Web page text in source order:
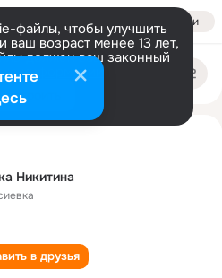
Войти
файлы, чтобы улучшить
ваш возраст менее 13 лет,
должен ваш законный
информации
Никитина
в друзья